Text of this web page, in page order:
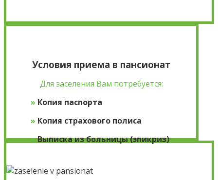
Условия приема в пансионат
Для заселения Вам потребуется:
» Копия паспорта
» Копия страхового полиса
»Выписка из больницы (эпикриз)